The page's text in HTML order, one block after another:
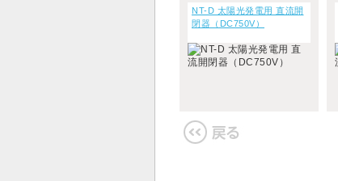
NT-D 太陽光発電用 直流開
閉器（DC750V）